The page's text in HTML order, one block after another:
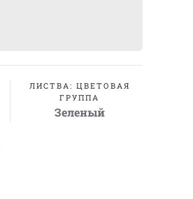
ЛИСТВА: ЦВЕТОВАЯ
ГРУППА
Зеленый